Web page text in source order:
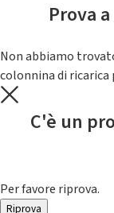
Prova
Non abbiamo
colonnina di
C'è un
Per favore riprova.
Riprova